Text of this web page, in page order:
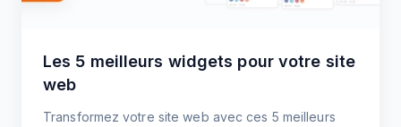
Les 5 meilleurs widgets pour votre site
web
Transformez votre site web avec ces 5 meilleurs